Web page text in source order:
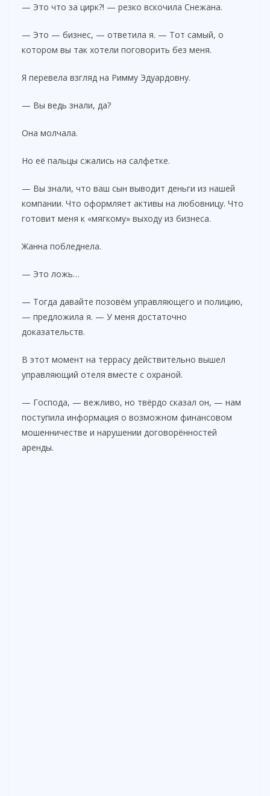
— Это что за цирк?! — резко вскочила Снежана.
— Это — бизнес, — ответила я. — Тот самый, о
котором вы так хотели поговорить без меня.
Я перевела взгляд на Римму Эдуардовну.
— Вы ведь знали, да?
Она молчала.
Но её пальцы сжались на салфетке.
— Вы знали, что ваш сын выводит деньги из нашей
компании. Что оформляет активы на любовницу. Что
готовит меня к «мягкому» выходу из бизнеса.
Жанна побледнела.
— Это ложь…
— Тогда давайте позовём управляющего и полицию,
— предложила я. — У меня достаточно
доказательств.
В этот момент на террасу действительно вышел
управляющий отеля вместе с охраной.
— Господа, — вежливо, но твёрдо сказал он, — нам
поступила информация о возможном финансовом
мошенничестве и нарушении договорённостей
аренды.